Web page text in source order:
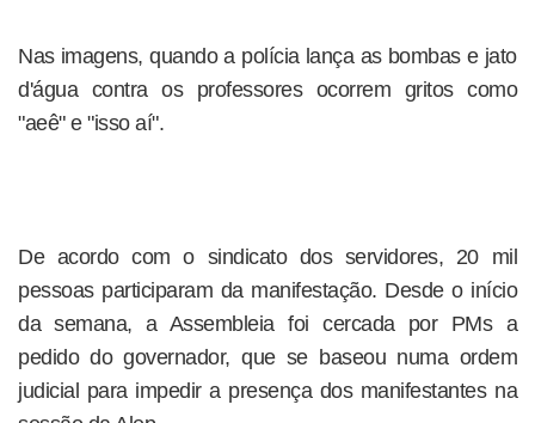
Nas imagens, quando a polícia lança as bombas e jato
d'água contra os professores ocorrem gritos como
"aeê" e "isso aí".
De acordo com o sindicato dos servidores, 20 mil
pessoas participaram da manifestação. Desde o início
da semana, a Assembleia foi cercada por PMs a
pedido do governador, que se baseou numa ordem
judicial para impedir a presença dos manifestantes na